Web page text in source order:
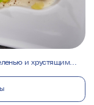
и хрустящим